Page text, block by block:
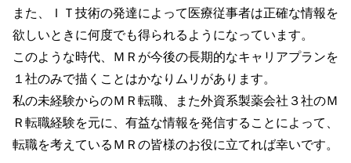
また、ＩＴ技術の発達によって医療従事者は正確な情報を
欲しいときに何度でも得られるようになっています。
このような時代、ＭＲが今後の長期的なキャリアプランを
１社のみで描くことはかなりムリがあります。
私の未経験からのＭＲ転職、また外資系製薬会社３社のＭ
Ｒ転職経験を元に、有益な情報を発信することによって、
転職を考えているＭＲの皆様のお役に立てれば幸いです。